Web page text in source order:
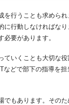
行うことも求めら
行動しなければな
要があります。
いくことも大切な役
どで部下の指導を
もあります。その